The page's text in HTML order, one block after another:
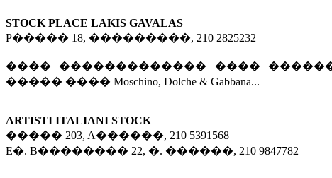
STOCK PLACE LAKIS GAVALAS
P����� 18, ���������, 210 2825232
���� ������������� ����
����� ���� Moschino, Dolche & Gabbana...
ARTISTI ITALIANI STOCK
����� 203, A������, 210 5391568
E�. B�������� 22, �. ������, 210 9847782